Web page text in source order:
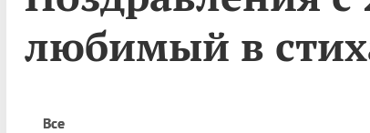
любимый в
Все